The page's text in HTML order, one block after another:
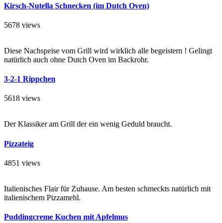
Kirsch-Nutella Schnecken (im Dutch Oven)
5678 views
Diese Nachspeise vom Grill wird wirklich alle begeistern ! Gelingt
natürlich auch ohne Dutch Oven im Backrohr.
3-2-1 Rippchen
5618 views
Der Klassiker am Grill der ein wenig Geduld braucht.
Pizzateig
4851 views
Italienisches Flair für Zuhause. Am besten schmeckts natürlich mit
italienischem Pizzamehl.
Puddingcreme Kuchen mit Apfelmus